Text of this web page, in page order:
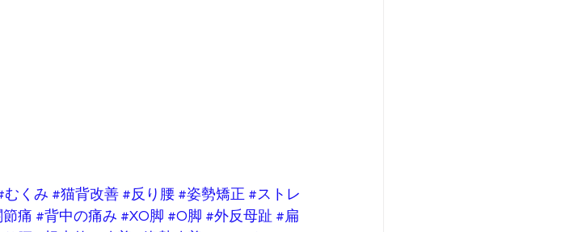
むくみ #猫背改善 #反り腰 #姿勢矯正 #ストレ
痛 #背中の痛み #XO脚 #O脚 #外反母趾 #扁